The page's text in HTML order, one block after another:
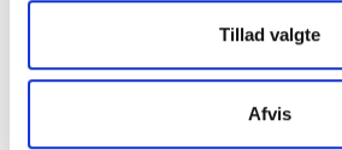
Tillad valgte
Afvis
Skab jeres helt egen ESG-
workshops, skabeloner og
rapporteringen og meget mere.